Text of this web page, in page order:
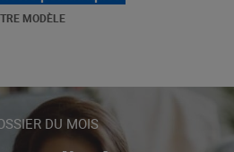
MODÈLE
DU MOIS